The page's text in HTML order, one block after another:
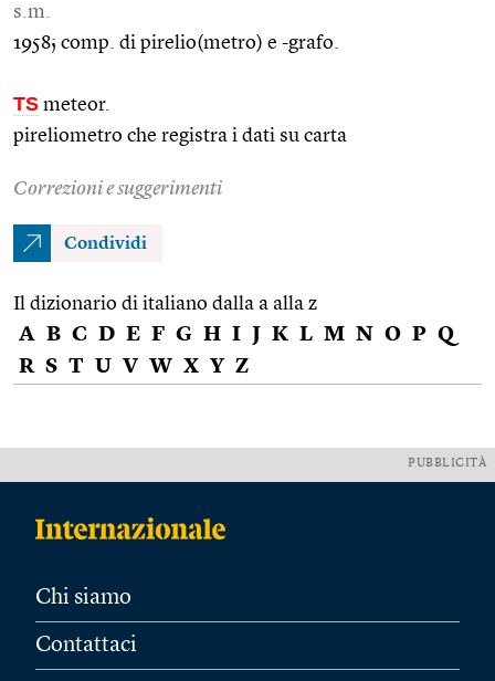
s.m.
1958; comp. di pirelio(metro) e -grafo.
TS meteor.
pireliometro che registra i dati su carta
Correzioni e suggerimenti
Condividi
Il dizionario di italiano dalla a alla z
A B C D E F G H I J K L M N O P Q
R S T U V W X Y Z
PUBBLICITÀ
Chi siamo
Contattaci